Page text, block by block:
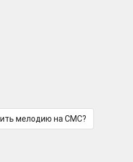
мелодию на СМС?